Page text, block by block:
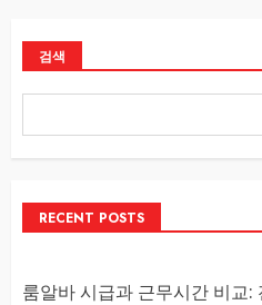
검색
RECENT POSTS
룸알바 시급과 근무시간 비교: